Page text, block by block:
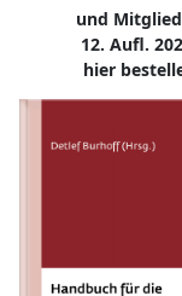
und
12. Aufl.
hier